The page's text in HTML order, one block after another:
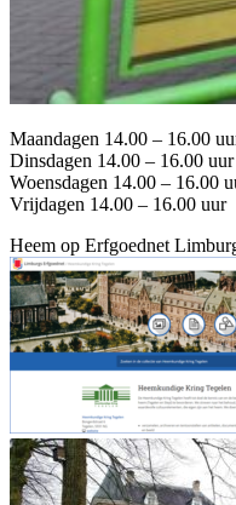
Maandagen 14.00 – 16.00
Dinsdagen 14.00 – 16.00 uur
Woensdagen 14.00 – 16.00
Vrijdagen 14.00 – 16.00 uur
Heem op Erfgoednet